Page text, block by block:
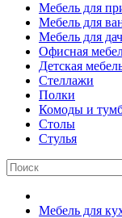
Мебель для
Мебель для
Мебель для
Офисная
Детская
Стеллажи
Полки
Комоды и
Столы
Стулья
Мебель для